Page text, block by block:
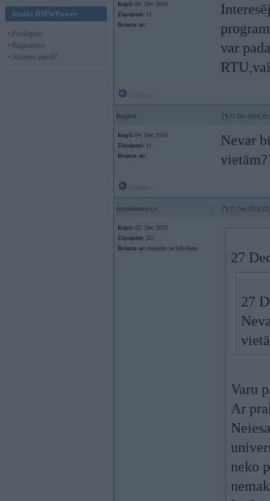
Ienākt BMWPower
• Pieslēgties
• Reģistrēties
• Aizmirsi paroli?
Kopš: 04. Dec 2016
Ziņojumi: 11
Braucu ar:
var
hapro 27. Dec 2016,
Kopš: 04. Dec 2016
Ziņojumi: 11
Braucu ar:
Nevar
menusource 27. Dec 2016,
Kopš: 02. Dec 2013
Ziņojumi: 312
Braucu ar: mopēdu pa brīvībeni
27
27
Varu
Ar
neko